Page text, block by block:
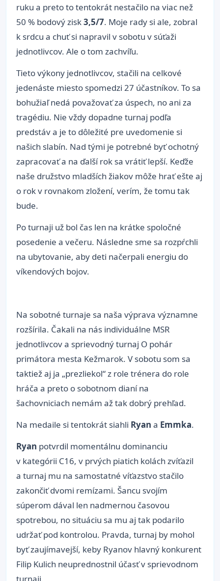
ruku a preto to tentokrát nestačilo na viac než
50 % bodový zisk3,5/7. Moje rady si ale, zobral
k srdcu a chuť si napravil v sobotu v súťaži
jednotlivcov. Ale o tom zachvíľu.
Tieto výkony jednotlivcov, stačili na celkové
jedenáste miesto spomedzi 27 účastníkov. To sa
bohužiaľ nedá považovať za úspech, no ani za
tragédiu. Nie vždy dopadne turnaj podľa
predstáv a je to dôležité pre uvedomenie si
našich slabín. Nad tými je potrebné byť ochotný
zapracovať a na ďalší rok sa vrátiť lepší. Keďže
naše družstvo mladších žiakov môže hrať ešte aj
o rok v rovnakom zložení, verím, že tomu tak
bude.
Po turnaji už bol čas len na krátke spoločné
posedenie a večeru. Následne sme sa rozpŕchli
na ubytovanie, aby deti načerpali energiu do
víkendových bojov.
Na sobotné turnaje sa naša výprava významne
rozšírila. Čakali na nás individuálne MSR
jednotlivcov a sprievodný turnaj O pohár
primátora mesta Kežmarok. V sobotu som sa
taktiež aj ja „prezliekol“ z role trénera do role
hráča a preto o sobotnom dianí na
šachovniciach nemám až tak dobrý prehľad.
Na medaile si tentokrát siahli Ryan a Emmka.
Ryan potvrdil momentálnu dominanciu
v kategórii C16, v prvých piatich kolách zvíťazil
a turnaj mu na samostatné víťazstvo stačilo
zakončiť dvomi remízami. Šancu svojím
súperom dával len nadmernou časovou
spotrebou, no situáciu sa mu aj tak podarilo
udržať pod kontrolou. Pravda, turnaj by mohol
byť zaujímavejší, keby Ryanov hlavný konkurent
Filip Kulich neuprednostnil účasť v sprievodnom